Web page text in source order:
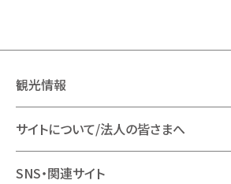
観光情報
サイトについて/法人の皆さまへ
SNS・関連サイト